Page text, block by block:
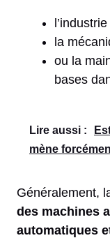
l’industrie
la
ou la
bases
Lire aussi :
mène
Généralement,
des machines
automatiques